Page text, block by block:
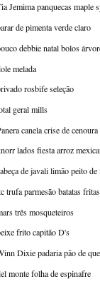
Jemima panquecas maple
de pimenta verde claro
debbie natal bolos
melada
rosbife seleção
geral mills
canela crise de cenoura
lados fiesta arroz
de javali limão peito
trufa parmesão batatas fritas
três mosqueteiros
frito capitão D's
Dixie padaria pão de
monte folha de espinafre